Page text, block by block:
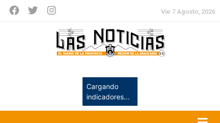
Vie 7 Agosto, 2026
Cargando
indicadores...